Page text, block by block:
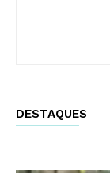
DESTAQUES